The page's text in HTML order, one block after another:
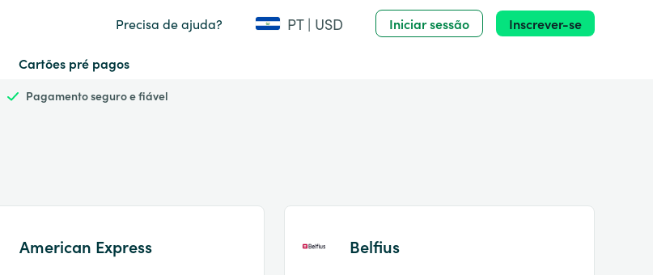
Precisa de ajuda? PT | USD Iniciar sessão Inscrever-se
Cartões pré pagos
Pagamento seguro e fiável
American Express Belfius